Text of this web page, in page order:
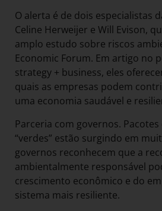
O alerta é de dois especialistas
Celine Herweijer e Will Evison,
amplo estudo sobre riscos
Economic Forum. Em artigo no
strategy + business, eles
quais as empresas podem
uma economia saudável e
Parceria com governos.
“verdes” estão surgindo em
governos reconhecem que a
ambientalmente responsável
crescimento econômico e do
sistema mais resiliente.